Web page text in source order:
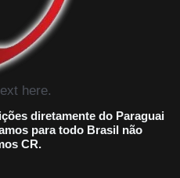
here.
diretamente do Paraguai
para todo Brasil não
CR.